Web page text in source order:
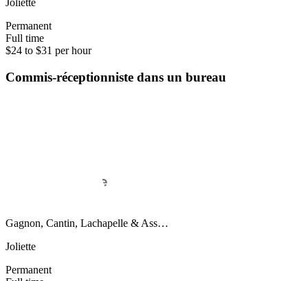
Joliette
Permanent
Full time
$24 to $31 per hour
Commis-réceptionniste dans un bureau
Gagnon, Cantin, Lachapelle & Ass…
Joliette
Permanent